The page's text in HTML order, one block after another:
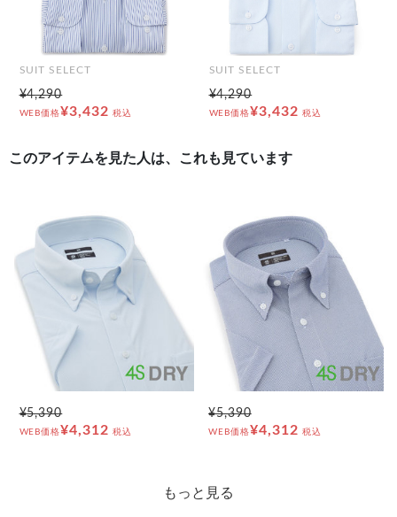
SUIT SELECT
¥4,290
WEB価格¥3,432 税込
SUIT SELECT
¥4,290
WEB価格¥3,432 税込
このアイテムを見た人は、これも見ています
¥5,390
WEB価格¥4,312 税込
¥5,390
WEB価格¥4,312 税込
もっと見る